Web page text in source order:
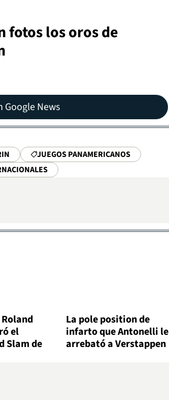
fotos los oros de
Google News
JUEGOS PANAMERICANOS
el
Slam de
La pole position de
infarto que Antonelli le
arrebató a Verstappen